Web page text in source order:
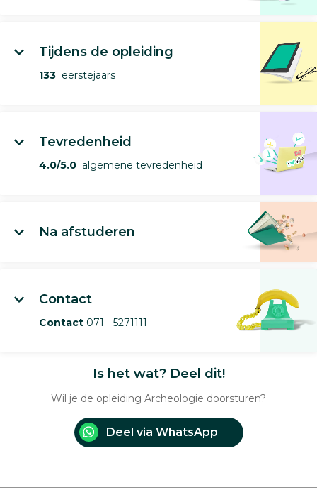
Tijdens de opleiding
133 eerstejaars
Tevredenheid
4.0/5.0 algemene tevredenheid
Na afstuderen
Contact
Contact 071 - 5271111
Is het wat? Deel dit!
Wil je de opleiding Archeologie doorsturen?
Deel via WhatsApp